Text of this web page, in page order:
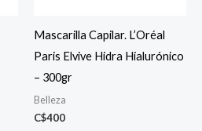
Mascarilla Capilar. L’Oréal
Paris Elvive Hidra Hialurónico
– 300gr
Belleza
C$400